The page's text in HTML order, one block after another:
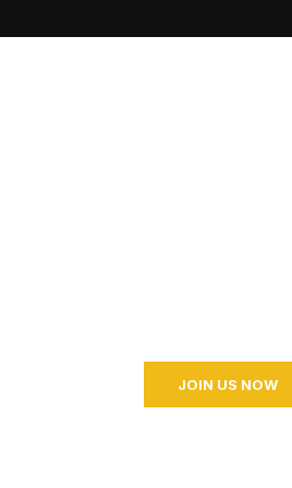
JOIN US NOW